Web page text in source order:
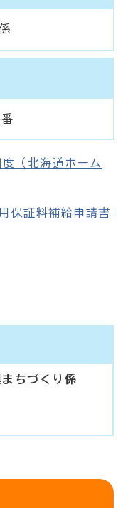
（北海道ホーム
保証料補給申請書
ちづくり係